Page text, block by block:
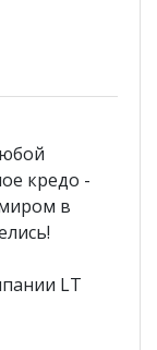
кредо -
в
LT